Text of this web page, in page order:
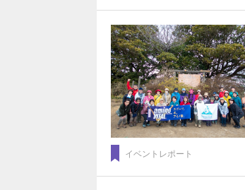
イベントレポート